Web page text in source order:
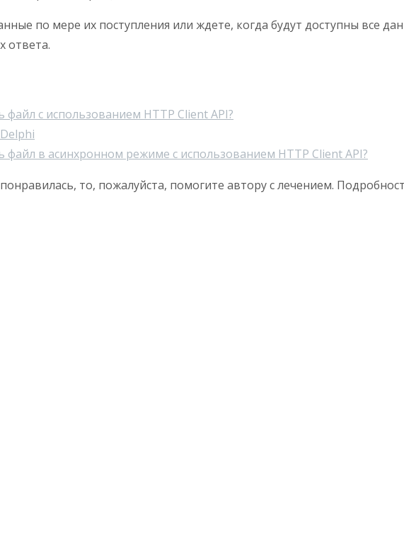
по мере их поступления или ждете, когда будут доступны все
ответа.
файл с использованием HTTP Client API?
файл в асинхронном режиме с использованием HTTP Client API?
то, пожалуйста, помогите автору с лечением.